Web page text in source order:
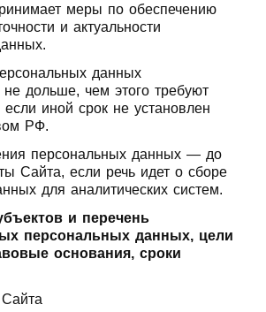
меры по обеспечению
и актуальности
данных
не дольше, чем этого требуют
если иной срок не установлен
РФ.
персональных данных — до
Сайта, если речь идет о сборе
для аналитических систем.
и перечень
персональных данных, цели
основания, сроки